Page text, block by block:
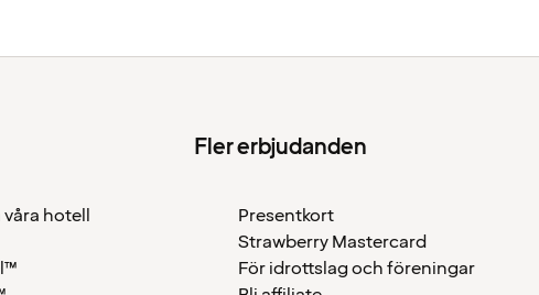
våra hotell
Fler erbjudanden
Presentkort
Strawberry Mastercard
För idrottslag och föreningar